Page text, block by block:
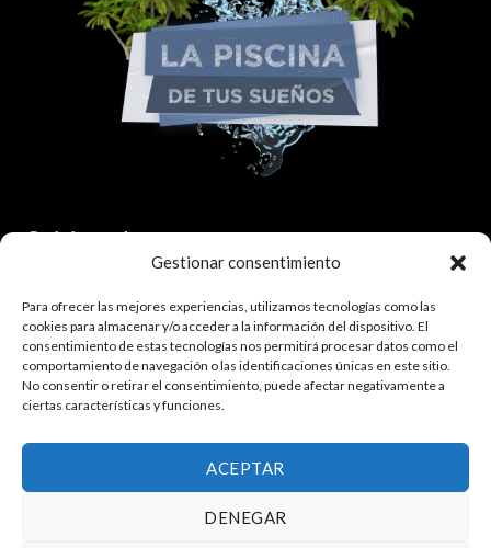
Gestionar consentimiento
Para ofrecer las mejores experiencias, utilizamos tecnologías como las
cookies para almacenar y/o acceder a la información del dispositivo. El
consentimiento de estas tecnologías nos permitirá procesar datos como el
comportamiento de navegación o las identificaciones únicas en este sitio.
No consentir o retirar el consentimiento, puede afectar negativamente a
ciertas características y funciones.
ACEPTAR
DENEGAR
Colaborador:
¿Quieres trabajar con nosotros?